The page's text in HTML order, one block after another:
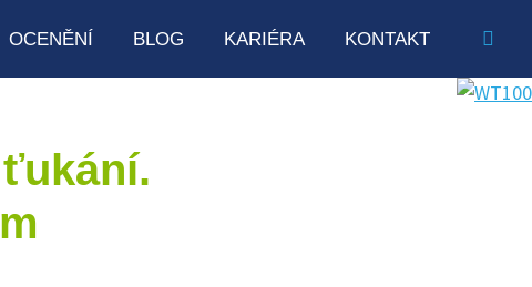
OCENĚNÍ BLOG KARIÉRA KONTAKT